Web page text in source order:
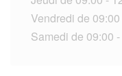
Vendredi de
Samedi de 09:00